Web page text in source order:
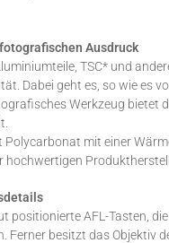
Ausdruck
TSC* und
Dabei geht es, so wie es
Werkzeug bietet
Polycarbonat mit einer
hochwertigen
positionierte AFL-Tasten,
Ferner besitzt das Objektiv